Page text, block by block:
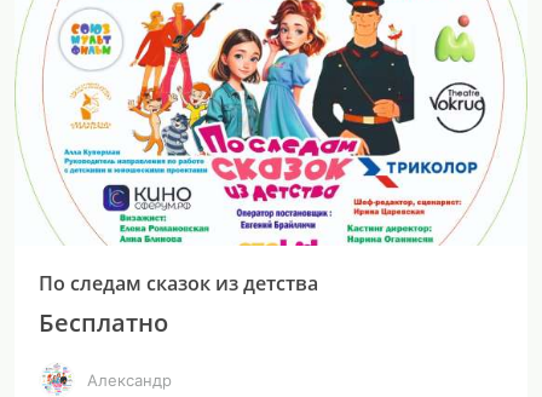
По следам сказок из детства
Бесплатно
Александр